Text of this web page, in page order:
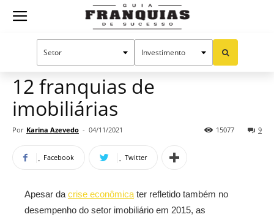
Guia
Oportunidades e tendências
12 franquias de
imobiliárias
Por Karina Azevedo - 04/11/2021 9
15077
Facebook Twitter
Apesar da crise econômica ter refletido também no
desempenho do setor imobiliário em 2015, as